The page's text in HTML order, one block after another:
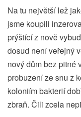
Na tu největší lež
jsme koupili
prýštící z nově
dosud není veřejný
nový dům bez pitné
probuzení ze snu z
koloniím bakterií
zbraň. Čili zcela